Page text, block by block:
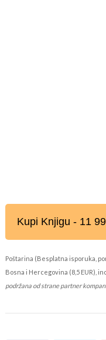
Kupi Knjigu - 11
Poštarina (Besplatna isporuka,
Bosna i Hercegovina (8,5 EUR),
podržana od strane partner